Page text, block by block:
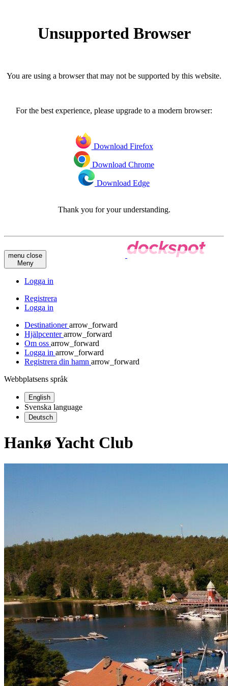
Unsupported Browser
You are using a browser that may not be supported by this website.
For the best experience, please upgrade to a modern browser:
Download Firefox
Download Chrome
Download Edge
Thank you for your understanding.
menu close
Meny
Logga in
Registrera
Logga in
Destinationerarrow_forward
Hjälpcenterarrow_forward
Om oss arrow_forward
Logga in arrow_forward
Registrera din hamn arrow_forward
Webbplatsens språk
English
Svenska language
Deutsch
Hankø Yacht Club